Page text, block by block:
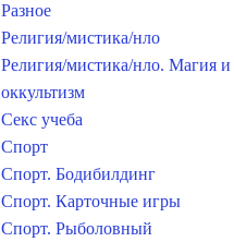
Разное
Религия/мистика/нло
Религия/мистика/нло. Магия и
оккультизм
Секс учеба
Спорт
Спорт. Бодибилдинг
Спорт. Карточные игры
Спорт. Рыболовный